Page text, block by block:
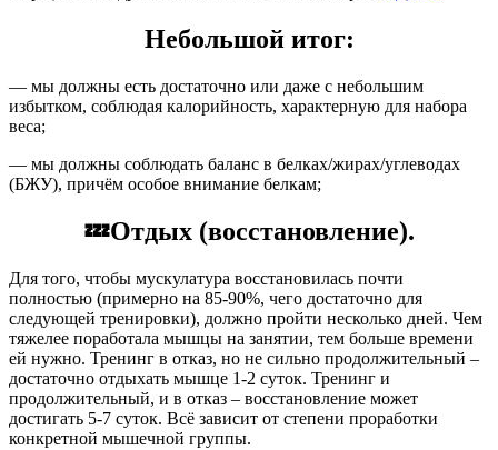
Небольшой итог:
— мы должны есть достаточно или даже с небольшим
избытком, соблюдая калорийность, характерную для набора
веса;
— мы должны соблюдать баланс в белках/жирах/углеводах
(БЖУ), причём особое внимание белкам;
💤Отдых (восстановление).
Для того, чтобы мускулатура восстановилась почти
полностью (примерно на 85-90%, чего достаточно для
следующей тренировки), должно пройти несколько дней. Чем
тяжелее поработала мышцы на занятии, тем больше времени
ей нужно. Тренинг в отказ, но не сильно продолжительный –
достаточно отдыхать мышце 1-2 суток. Тренинг и
продолжительный, и в отказ – восстановление может
достигать 5-7 суток. Всё зависит от степени проработки
конкретной мышечной группы.